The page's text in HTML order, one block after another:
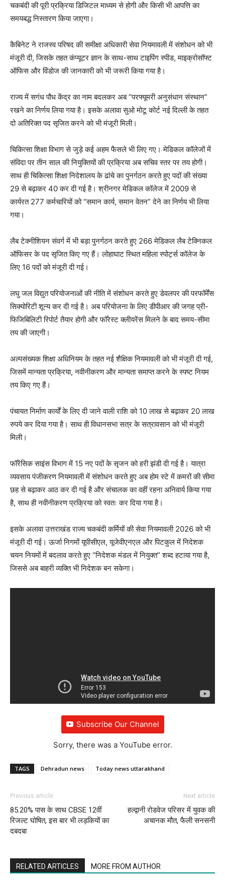
चकबंदी की पूरी प्रक्रिया डिजिटल माध्यम से होगी और किसी भी आपत्ति का
समयबद्ध निस्तारण किया जाएगा।
कैबिनेट ने राजस्व परिषद की समीक्षा अधिकारी सेवा नियमावली में संशोधन को भी
मंजूरी दी, जिसके तहत कंप्यूटर ज्ञान के साथ-साथ टाइपिंग स्पीड, माइक्रोसॉफ्ट
ऑफिस और विंडोज की जानकारी को भी जरूरी किया गया है।
राज्य में सगंध पौध केंद्र का नाम बदलकर अब “परफ्यूमरी अनुसंधान संस्थान”
रखने का निर्णय लिया गया है। इसके अलावा सुओ मोटू कोर्ट नई दिल्ली के तहत
दो अतिरिक्त पद सृजित करने को भी मंजूरी मिली।
चिकित्सा शिक्षा विभाग से जुड़े कई अहम फैसले भी लिए गए। मेडिकल कॉलेजों में
संविदा पर तीन साल की नियुक्तियों की प्रक्रिया अब सचिव स्तर पर तय होगी।
साथ ही चिकित्सा शिक्षा निदेशालय के ढांचे का पुनर्गठन करते हुए पदों की संख्या
29 से बढ़ाकर 40 कर दी गई है। श्रीनगर मेडिकल कॉलेज में 2009 से
कार्यरत 277 कर्मचारियों को “समान कार्य, समान वेतन” देने का निर्णय भी लिया
गया।
लैब टेक्नीशियन संवर्ग में भी बड़ा पुनर्गठन करते हुए 266 मेडिकल लैब टेक्निकल
ऑफिसर के पद सृजित किए गए हैं। लोहाघाट स्थित महिला स्पोर्ट्स कॉलेज के
लिए 16 पदों को मंजूरी दी गई।
लघु जल विद्युत परियोजनाओं की नीति में संशोधन करते हुए डेवलपर की परफॉर्मेंस
सिक्योरिटी शून्य कर दी गई है। अब परियोजना के लिए डीपीआर की जगह प्री-
फिजिबिलिटी रिपोर्ट तैयार होगी और फॉरेस्ट क्लीयरेंस मिलने के बाद समय-सीमा
तय की जाएगी।
अल्पसंख्यक शिक्षा अधिनियम के तहत नई शैक्षिक नियमावली को भी मंजूरी दी गई,
जिसमें मान्यता प्रक्रिया, नवीनीकरण और मान्यता समाप्त करने के स्पष्ट नियम
तय किए गए हैं।
पंचायत निर्माण कार्यों के लिए दी जाने वाली राशि को 10 लाख से बढ़ाकर 20 लाख
रुपये कर दिया गया है। साथ ही विधानसभा सत्र के सत्रावसान को भी मंजूरी
मिली।
फॉरेंसिक साइंस विभाग में 15 नए पदों के सृजन को हरी झंडी दी गई है। यात्रा
व्यवसाय पंजीकरण नियमावली में संशोधन करते हुए अब होम स्टे में कमरों की सीमा
छह से बढ़ाकर आठ कर दी गई है और संचालक का वहीं रहना अनिवार्य किया गया
है, साथ ही नवीनीकरण प्रक्रिया को स्वतः कर दिया गया है।
इसके अलावा उत्तराखंड राज्य चकबंदी कर्मियों की सेवा नियमावली 2026 को भी
मंजूरी दी गई। ऊर्जा निगमों यूपीसीएल, यूजेवीएनएल और पिटकुल में निदेशक
चयन नियमों में बदलाव करते हुए “निदेशक मंडल में नियुक्त” शब्द हटाया गया है,
जिससे अब बाहरी व्यक्ति भी निदेशक बन सकेगा।
Subscribe Our Channel
Sorry, there was a YouTube error.
TAGS Dehradun news Today news uttarakhand
Previous article
85.20% पास के साथ CBSE 12वीं
रिजल्ट घोषित, इस बार भी लड़कियों का
दबदबा
Next article
हल्द्वानी रोडवेज परिसर में युवक की
अचानक मौत, फैली सनसनी
RELATED ARTICLES MORE FROM AUTHOR